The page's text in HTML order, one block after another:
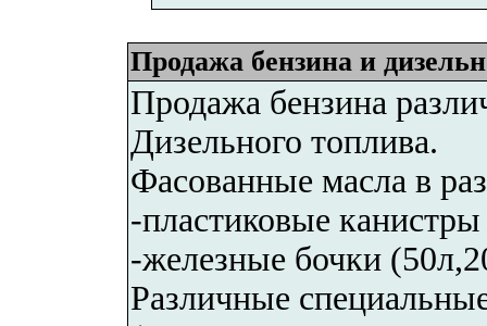
Продажа бензина и
Продажа бензина
Дизельного топлива.
Фасованные масла в
-пластиковые
-железные бочки
Различные